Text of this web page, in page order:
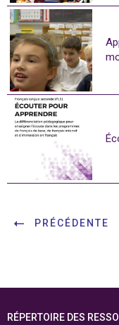
PRÉCÉDENTE
RÉPERTOIRE DES